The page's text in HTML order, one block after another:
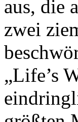
aus, die
zwei
„Life’s